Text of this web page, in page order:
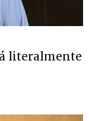
literalmente